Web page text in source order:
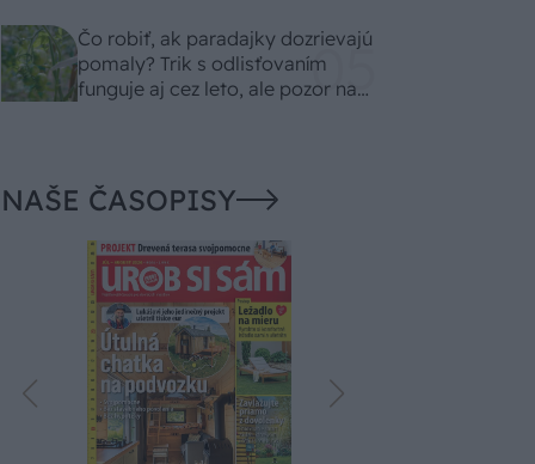
Čo robiť, ak paradajky dozrievajú
pomaly? Trik s odlisťovaním
funguje aj cez leto, ale pozor na
NAŠE ČASOPISY